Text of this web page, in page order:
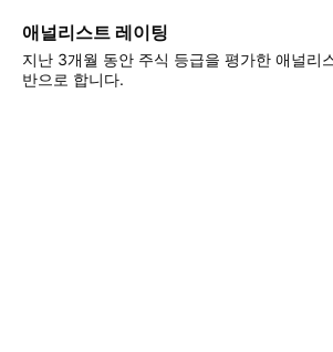
애널리스트 레이팅
지난 3개월 동안 주식 등급을 평가한 애널리
반으로 합니다.